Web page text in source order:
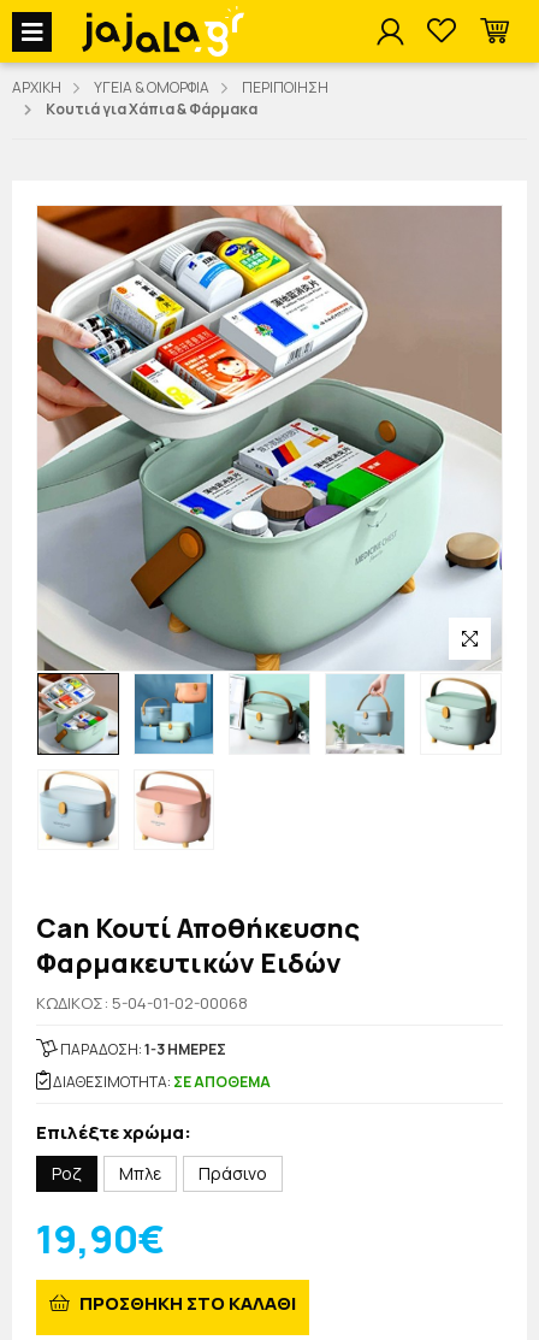
jajala Menu
ΑΡΧΙΚΗ ΥΓΕΙΑ & ΟΜΟΡΦΙΑ
ΠΕΡΙΠΟΙΗΣΗ
Κουτιά για Χάπια & Φάρμακα
Can Κουτί Αποθήκευσης
Φαρμακευτικών Ειδών
KΩΔΙΚΟΣ: 5-04-01-02-00068
ΠΑΡΑΔΟΣΗ:1-3 ΗΜΕΡΕΣ
ΔΙΑΘΕΣΙΜΟΤΗΤΑ: ΣΕ ΑΠΟΘΕΜΑ
Επιλέξτε χρώμα:
Ροζ Μπλε Πράσινο
19,90€
ΠΡΟΣΘΗΚΗ ΣΤΟ ΚΑΛΑΘΙ